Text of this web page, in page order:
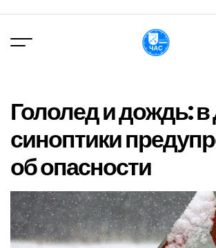
вмісту
Гололед и дождь:
синоптики
об опасности